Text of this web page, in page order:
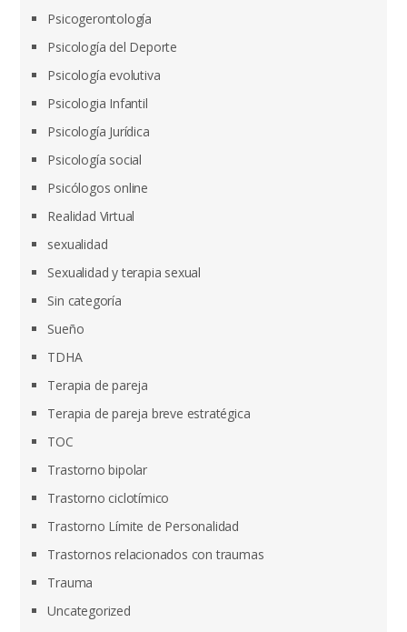
Psicogerontología
Psicología del Deporte
Psicología evolutiva
Psicologia Infantil
Psicología Jurídica
Psicología social
Psicólogos online
Realidad Virtual
sexualidad
Sexualidad y terapia sexual
Sin categoría
Sueño
TDHA
Terapia de pareja
Terapia de pareja breve estratégica
TOC
Trastorno bipolar
Trastorno ciclotímico
Trastorno Límite de Personalidad
Trastornos relacionados con traumas
Trauma
Uncategorized